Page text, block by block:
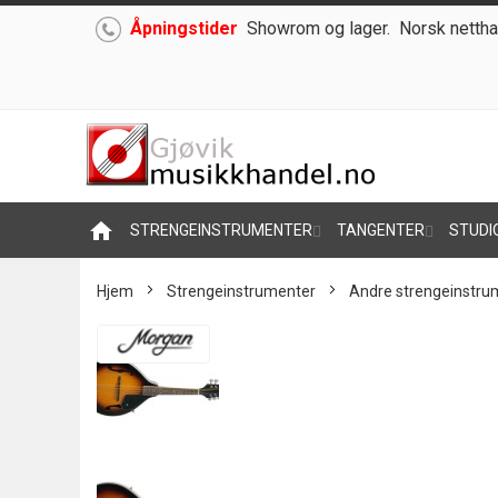
Hoppe Åpningstider Showrom og lager. Norsk
home STRENGEINSTRUMENTER TANGENTER
Hjem Strengeinstrumenter Andre
the
end
gallery